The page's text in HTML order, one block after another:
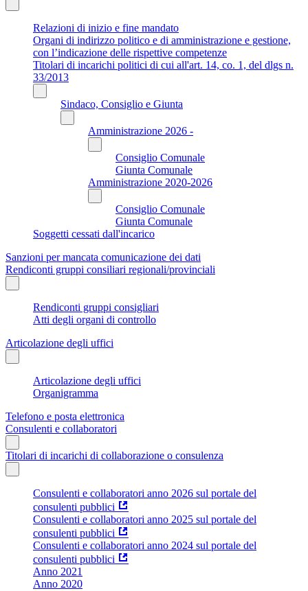
Relazioni di inizio e fine mandato
Organi di indirizzo politico e di amministrazione e gestione,
con l’indicazione delle rispettive competenze
Titolari di incarichi politici di cui all'art. 14, co. 1, del dlgs n.
33/2013
Sindaco, Consiglio e Giunta
Amministrazione 2026 -
Consiglio Comunale
Giunta Comunale
Amministrazione 2020-2026
Consiglio Comunale
Giunta Comunale
Soggetti cessati dall'incarico
Sanzioni per mancata comunicazione dei dati
Rendiconti gruppi consiliari regionali/provinciali
Rendiconti gruppi consigliari
Atti degli organi di controllo
Articolazione degli uffici
Articolazione degli uffici
Organigramma
Telefono e posta elettronica
Consulenti e collaboratori
Titolari di incarichi di collaborazione o consulenza
Consulenti e collaboratori anno 2026 sul portale del
consulenti pubblici
Consulenti e collaboratori anno 2025 sul portale del
consulenti pubblici
Consulenti e collaboratori anno 2024 sul portale del
consulenti pubblici
Anno 2021
Anno 2020